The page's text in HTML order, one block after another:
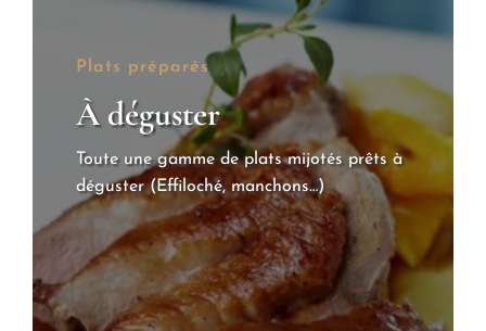
Plats préparés
À déguster
Toute une gamme de plats mijotés prêts à
déguster (Effiloché, manchons…)